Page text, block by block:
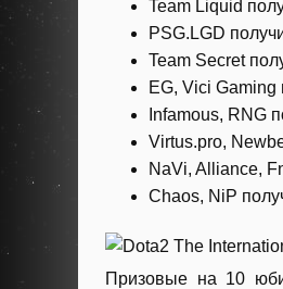
Team Liquid
PSG.LGD
Team Secret
EG, Vici Gaming
Infamous, RNG
Virtus.pro,
NaVi, Alliance,
Chaos, NiP
Призовые на 10